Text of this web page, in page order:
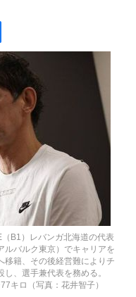
B1）レバンガ北海道の代表
ルバルク東京）でキャリアを
移籍、その後経営難によりチ
、選手兼代表を務める。
キロ（写真：花井智子）